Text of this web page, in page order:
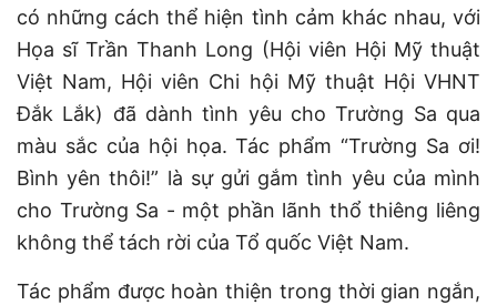
có những cách thể hiện tình cảm khác nhau, với
Họa sĩ Trần Thanh Long (Hội viên Hội Mỹ thuật
Việt Nam, Hội viên Chi hội Mỹ thuật Hội VHNT
Đắk Lắk) đã dành tình yêu cho Trường Sa qua
màu sắc của hội họa. Tác phẩm “Trường Sa ơi!
Bình yên thôi!” là sự gửi gắm tình yêu của mình
cho Trường Sa - một phần lãnh thổ thiêng liêng
không thể tách rời của Tổ quốc Việt Nam.
Tác phẩm được hoàn thiện trong thời gian ngắn,